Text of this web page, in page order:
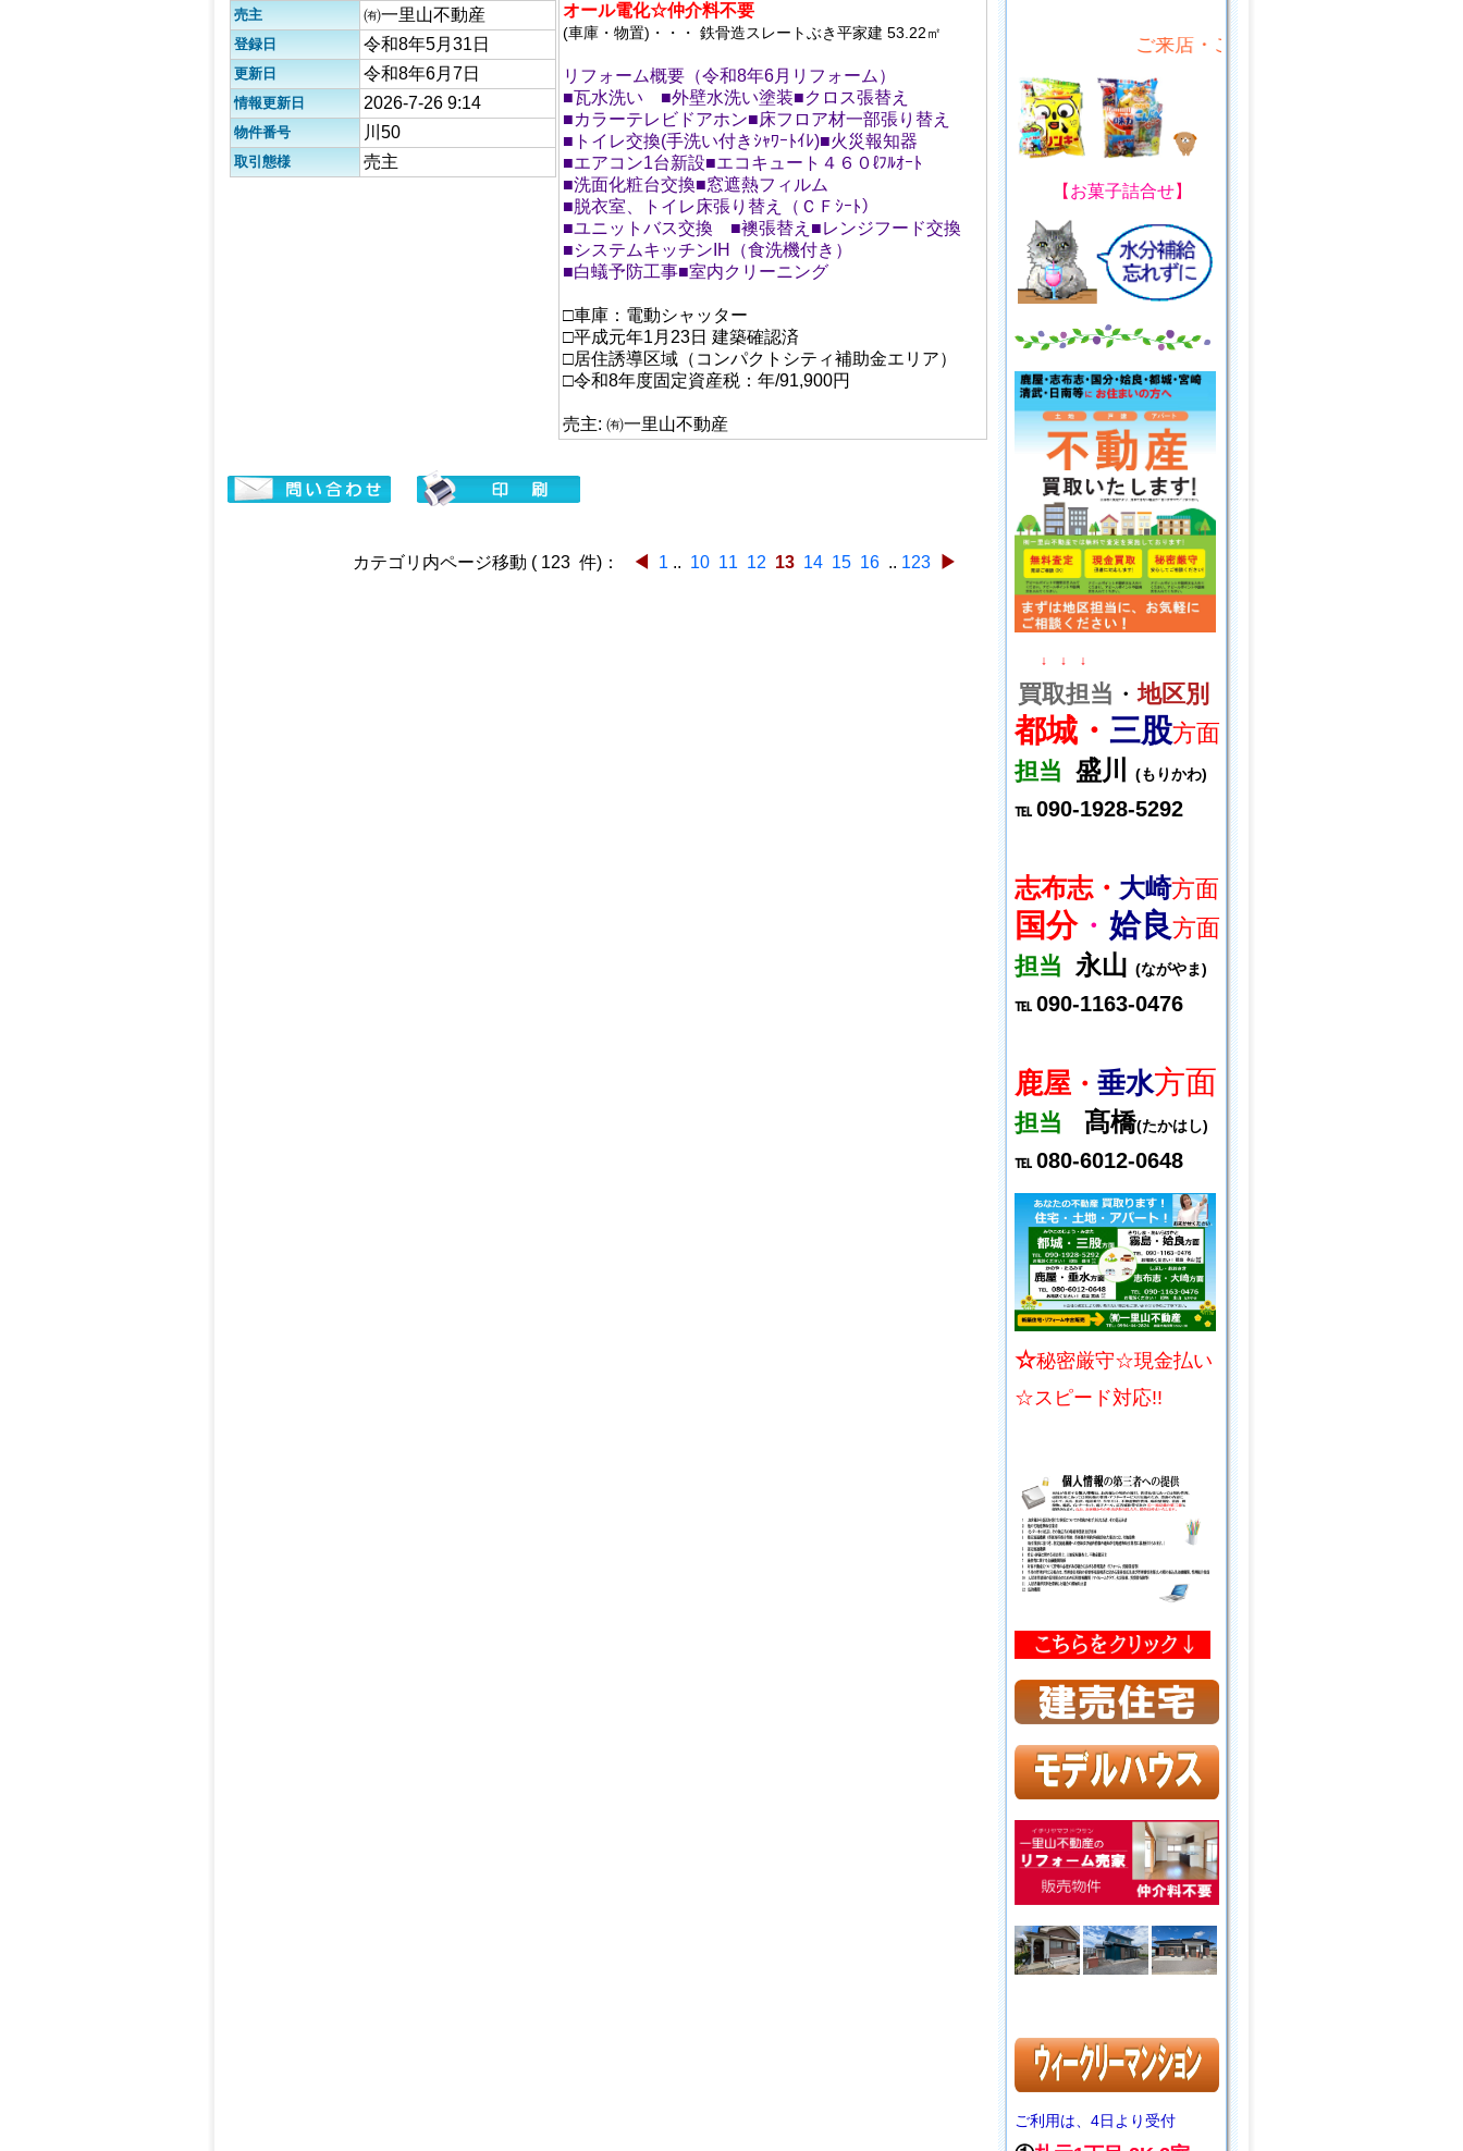
売主 ㈲一里山不動産
登録日 令和8年5月31日
更新日 令和8年6月7日
情報更新日 2026-7-26 9:14
物件番号 川50
取引態様 売主
オール電化☆仲介料不要
(車庫・物置)・・・ 鉄骨造スレートぶき平家建 53.22㎡
リフォーム概要（令和8年6月リフォーム）
■瓦水洗い ■外壁水洗い塗装■クロス張替え
■カラーテレビドアホン■床フロア材一部張り替え
■トイレ交換(手洗い付きｼｬﾜｰﾄｲﾚ)■火災報知器
■エアコン1台新設■エコキュート４６０ℓﾌﾙｵｰﾄ
■洗面化粧台交換■窓遮熱フィルム
■脱衣室、トイレ床張り替え（ＣＦｼｰﾄ）
■ユニットバス交換 ■襖張替え■レンジフード交換
■システムキッチンIH（食洗機付き）
■白蟻予防工事■室内クリーニング
□車庫：電動シャッター
□平成元年1月23日 建築確認済
□居住誘導区域（コンパクトシティ補助金エリア）
□令和8年度固定資産税：年/91,900円
売主: ㈲一里山不動産
カテゴリ内ページ移動 ( 123 件)： ◀ 1 .. 10 11 12 13 14 15 16 .. 123 ▶
ご来店・ご来場プレゼント!
【 お菓子詰合せ】
↓ ↓ ↓
買取担当 ・地区別
都城・ 三股方面
担当 盛川 (もりかわ)
℡ 090-1928-5292
志布志・ 大崎方面
国分・ 姶良方面
担当 永山 (ながやま)
℡ 090-1163-0476
鹿屋 ・ 垂水方面
担当 髙橋(たかはし)
℡ 080-6012-0648
☆秘密厳守☆現金払い
☆スピード対応!!
ご利用は、4日より受付